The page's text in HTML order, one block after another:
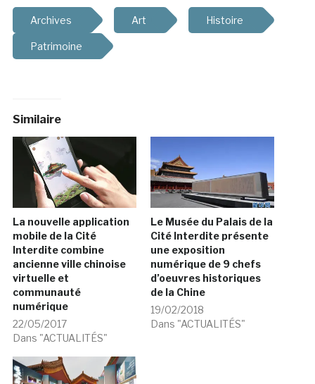
Archives Art Histoire
Patrimoine
Similaire
La nouvelle application
mobile de la Cité
Interdite combine
ancienne ville chinoise
virtuelle et
communauté
numérique
22/05/2017
Dans "ACTUALITÉS"
Le Musée du Palais de la
Cité Interdite présente
une exposition
numérique de 9 chefs
d’oeuvres historiques
de la Chine
19/02/2018
Dans "ACTUALITÉS"